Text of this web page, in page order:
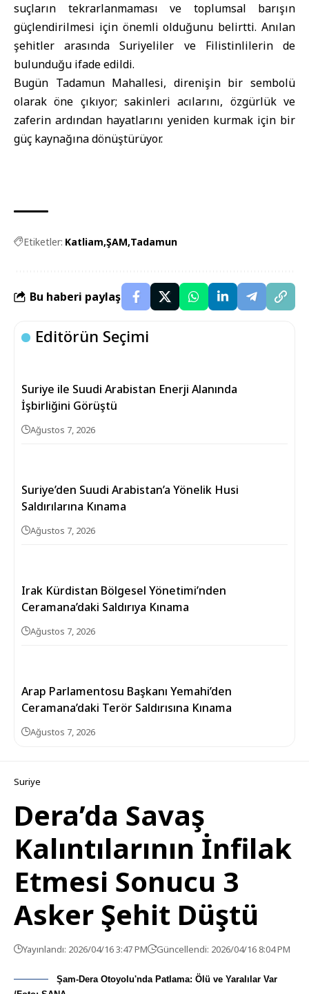
suçların tekrarlanmaması ve toplumsal barışın
güçlendirilmesi için önemli olduğunu belirtti. Anılan
şehitler arasında Suriyeliler ve Filistinlilerin de
bulunduğu ifade edildi.
Bugün Tadamun Mahallesi, direnişin bir sembolü
olarak öne çıkıyor; sakinleri acılarını, özgürlük ve
zaferin ardından hayatlarını yeniden kurmak için bir
güç kaynağına dönüştürüyor.
Etiketler: Katliam ŞAM Tadamun
Bu haberi paylaş
Editörün Seçimi
Suriye ile Suudi Arabistan Enerji Alanında
İşbirliğini Görüştü
Ağustos 7, 2026
Suriye’den Suudi Arabistan’a Yönelik Husi
Saldırılarına Kınama
Ağustos 7, 2026
Irak Kürdistan Bölgesel Yönetimi’nden
Ceramana’daki Saldırıya Kınama
Ağustos 7, 2026
Arap Parlamentosu Başkanı Yemahi’den
Ceramana’daki Terör Saldırısına Kınama
Ağustos 7, 2026
Suriye
Dera’da Savaş
Kalıntılarının İnfilak
Etmesi Sonucu 3
Asker Şehit Düştü
Yayınlandı: 2026/04/16 3:47 PM Güncellendi: 2026/04/16 8:04 PM
Şam-Dera Otoyolu'nda Patlama: Ölü ve Yaralılar Var